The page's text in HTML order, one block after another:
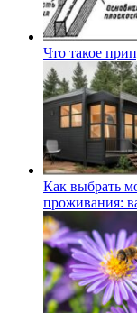
Что такое
Как выбрать
проживания: